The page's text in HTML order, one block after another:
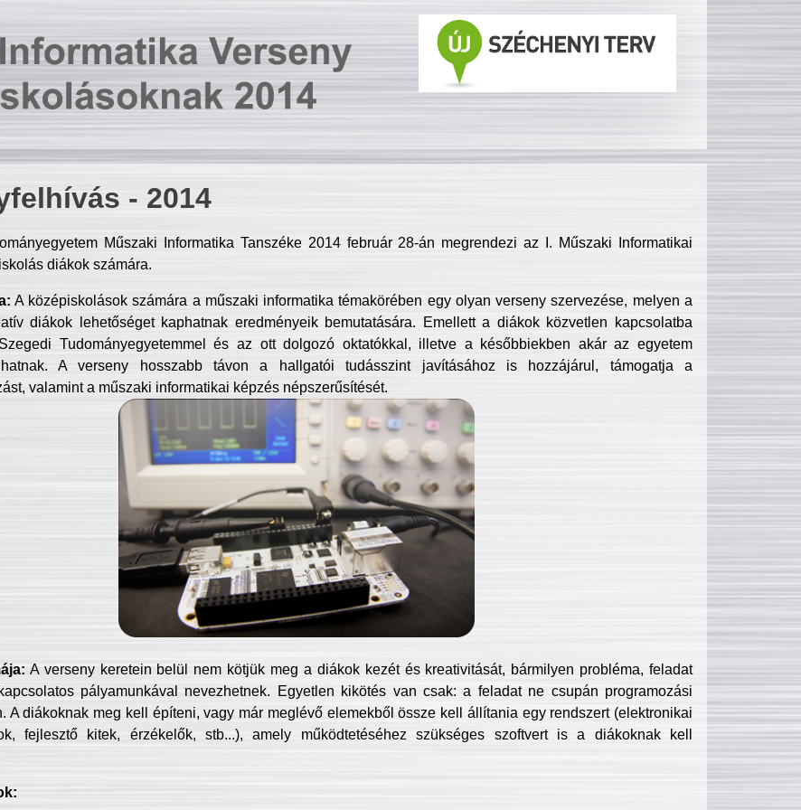
- 2014
Műszaki Informatika Tanszéke 2014 február 28-án megrendezi az I. Műszaki Informatikai
diákok számára.
A középiskolások számára a műszaki informatika témakörében egy olyan verseny szervezése, melyen a
diákok lehetőséget kaphatnak eredményeik bemutatására. Emellett a diákok közvetlen kapcsolatba
Tudományegyetemmel és az ott dolgozó oktatókkal, illetve a későbbiekben akár az egyetem
A verseny hosszabb távon a hallgatói tudásszint javításához is hozzájárul, támogatja a
valamint a műszaki informatikai képzés népszerűsítését.
A verseny keretein belül nem kötjük meg a diákok kezét és kreativitását, bármilyen probléma, feladat
pályamunkával nevezhetnek. Egyetlen kikötés van csak: a feladat ne csupán programozási
A diákoknak meg kell építeni, vagy már meglévő elemekből össze kell állítania egy rendszert (elektronikai
fejlesztő kitek, érzékelők, stb...), amely működtetéséhez szükséges szoftvert is a diákoknak kell